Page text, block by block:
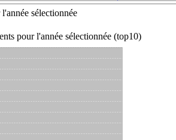
sélectionnée
pour l'année sélectionnée (top10)